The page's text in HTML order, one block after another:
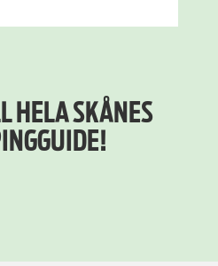
HELA SKÅNES